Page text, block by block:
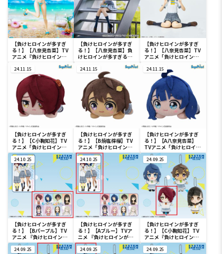
【負けヒロインが多すぎ
る！】【八奈見杏菜】TV
アニメ『負けヒロインが
多すぎる！』 Vivitフィギ
ュア 八奈見杏菜
【負けヒロインが多すぎ
る！】【八奈見杏菜】負
けヒロインが多すぎる！
ぬーどるストッパーフィ
ギュアー八奈見杏菜ー
【負けヒロインが多すぎ
る！】【八奈見杏菜】TV
アニメ「負けヒロインが
多すぎる！」ちょこのせ
[PM]フィギュア“八奈見
24.11.15
【負けヒロインが多すぎ
る！】【C小鞠知花】TV
アニメ「負けヒロインが
多すぎる！」 寝そべ
り ぬいぐるみ（EX）
24.11.15
【負けヒロインが多すぎ
る！】【B焼塩檸檬】TV
アニメ「負けヒロインが
多すぎる！」 寝そべ
り ぬいぐるみ（EX）
24.11.15
【負けヒロインが多すぎ
る！】【A八奈見杏菜】
TVアニメ「負けヒロイン
が多すぎる！」 寝そべ
り ぬいぐるみ（EX）
24.10.25
【負けヒロインが多すぎ
る！】【Bパープル】TV
アニメ 『負けヒロインが
多すぎる！』 ブランケッ
ト
24.10.25
【負けヒロインが多すぎ
る！】【Aブルー】TVア
ニメ 『負けヒロインが多
すぎる！』 ブランケット
24.09.25
【負けヒロインが多すぎ
る！】【C小鞠知花】TV
アニメ『負けヒロインが
多すぎる！』 デフォルメ
ぬいぐるみ
24.09.25 24.09.25 24.09.25